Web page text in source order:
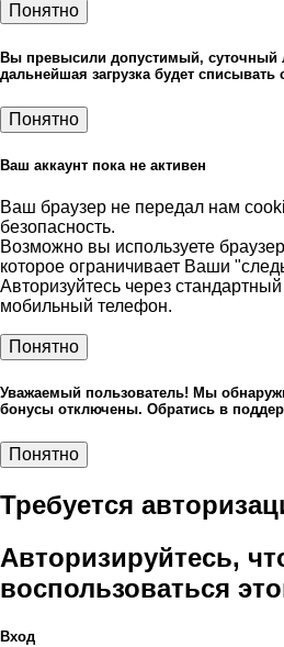
Понятно
Вы превысили допустимый, суточный
дальнейшая загрузка будет списывать
Понятно
Ваш аккаунт пока не активен
Ваш браузер не передал нам
безопасность.
Возможно вы используете
которое ограничивает Ваши
Авторизуйтесь через
мобильный телефон.
Понятно
Уважаемый пользователь! Мы
бонусы отключены. Обратись в
Понятно
Требуется
Авторизируйтесь,
воспользоваться
Вход